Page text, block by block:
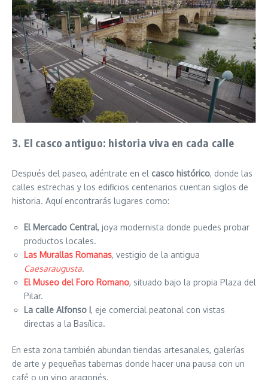
3. El casco antiguo: historia viva en cada calle
Después del paseo, adéntrate en el casco histórico, donde las
calles estrechas y los edificios centenarios cuentan siglos de
historia. Aquí encontrarás lugares como:
El Mercado Central, joya modernista donde puedes probar
productos locales.
Las Murallas Romanas, vestigio de la antigua
Caesaraugusta.
El Museo del Foro Romano, situado bajo la propia Plaza del
Pilar.
La calle Alfonso I, eje comercial peatonal con vistas
directas a la Basílica.
En esta zona también abundan tiendas artesanales, galerías
de arte y pequeñas tabernas donde hacer una pausa con un
café o un vino aragonés.